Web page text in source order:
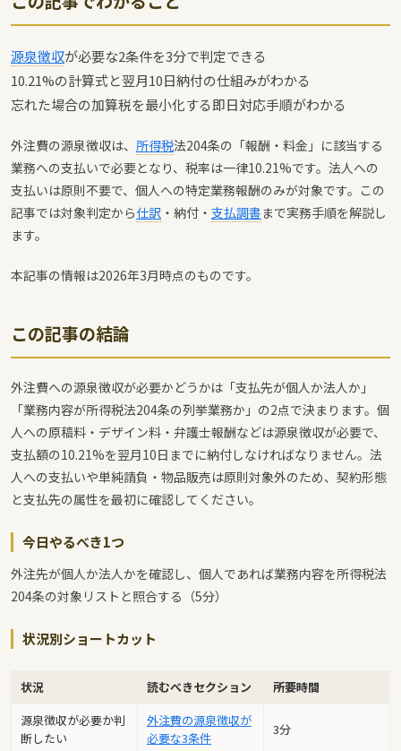
源泉徴収が必要な2条件を3分で判定できる
10.21%の計算式と翌月10日納付の仕組みがわかる
忘れた場合の加算税を最小化する即日対応手順がわかる
外注費の源泉徴収は、 所得税法204条の「報酬・料金」に該当する
業務への支払いで必要となり、税率は一律10.21%です。法人への
支払いは原則不要で、個人への特定業務報酬のみが対象です。この
記事では対象判定から仕訳 ・納付・ 支払調書まで実務手順を解説し
ます。
本記事の情報は2026年3月時点のものです。
この記事の結論
外注費への源泉徴収が必要かどうかは「支払先が個人か法人か」
「業務内容が所得税法204条の列挙業務か」の2点で決まります。個
人への原稿料・デザイン料・弁護士報酬などは源泉徴収が必要で、
支払額の10.21%を翌月10日までに納付しなければなりません。法
人への支払いや単純請負・物品販売は原則対象外のため、契約形態
と支払先の属性を最初に確認してください。
今日やるべき1つ
外注先が個人か法人かを確認し、個人であれば業務内容を所得税法
204条の対象リストと照合する（5分）
状況別ショートカット
状況 読むべきセクション
所要時間
源泉徴収が必要か判
断したい
外注費の源泉徴収が
必要な3条件
3分